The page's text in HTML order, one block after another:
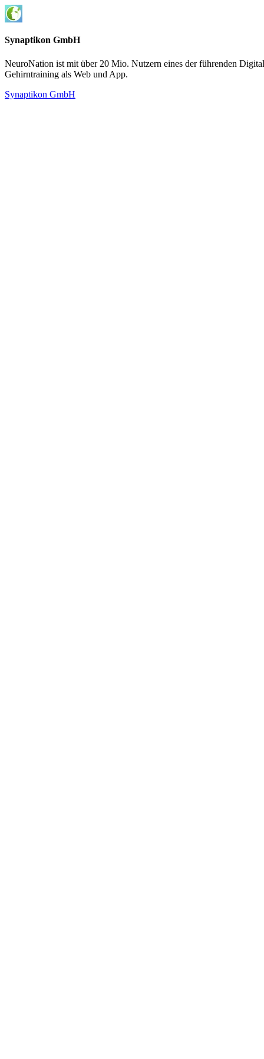
Synaptikon GmbH
NeuroNation ist mit über 20 Mio. Nutzern eines der führenden
Gehirntraining als Web und App.
Synaptikon GmbH